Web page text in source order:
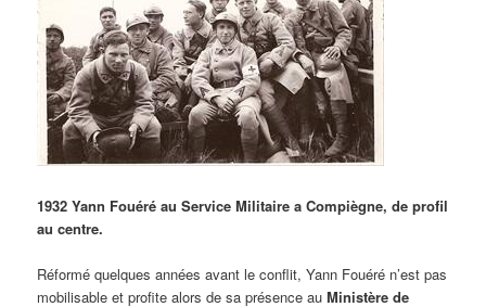
1932 Yann Fouéré au Service Militaire a Compiègne, de profil
au centre.
Réformé quelques années avant le conflit, Yann Fouéré n’est pas
mobilisable et profite alors de sa présence auMinistère de